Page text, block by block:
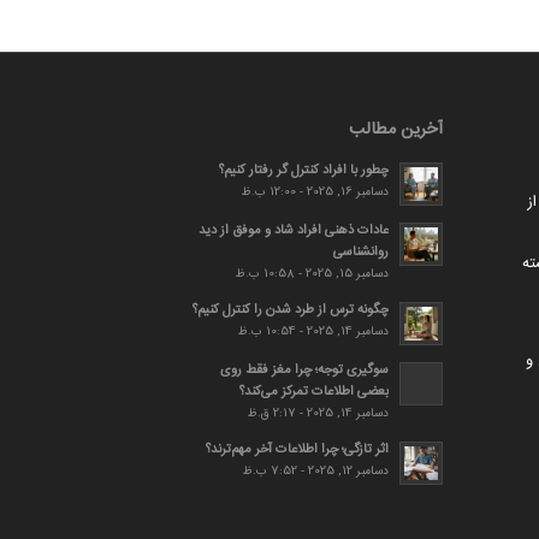
و
آخرین مطالب
چطور با افراد کنترل گر رفتار کنیم؟
دسامبر 16, 2025 - 12:00 ب.ظ
عادات ذهنی افراد شاد و موفق از دید
روانشناسی
دسامبر 15, 2025 - 10:58 ب.ظ
چگونه ترس از طرد شدن را کنترل کنیم؟
دسامبر 14, 2025 - 10:54 ب.ظ
سوگیری توجه؛ چرا مغز فقط روی
بعضی اطلاعات تمرکز می‌کند؟
دسامبر 14, 2025 - 2:17 ق.ظ
اثر تازگی؛ چرا اطلاعات آخر مهم‌ترند؟
دسامبر 12, 2025 - 7:52 ب.ظ